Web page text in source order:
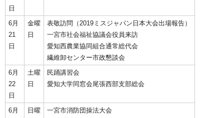
日
6月
21
日
金曜
日
表敬訪問（2019ミスジャパン日本大会出場報告）
一宮市社会福祉協議会役員来訪
愛知西農業協同組合通常総代会
繊維卸センター市政懇談会
6月
22
日
土曜
日
民踊講習会
愛知大学同窓会尾張西部支部総会
6月
日曜
一宮市消防団操法大会